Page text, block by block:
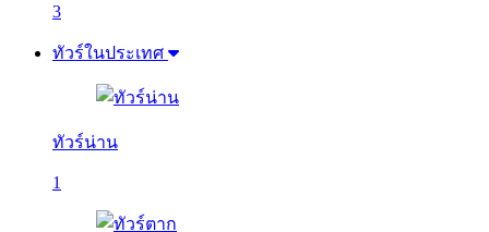
3
ทัวร์ในประเทศ
ทัวร์น่าน
1